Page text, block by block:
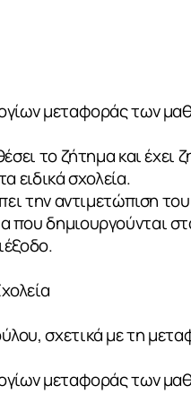
μεταφοράς των
το ζήτημα και έχει
ειδικά σχολεία.
την αντιμετώπιση του
που δημιουργούνται
σχετικά με τη
μεταφοράς των